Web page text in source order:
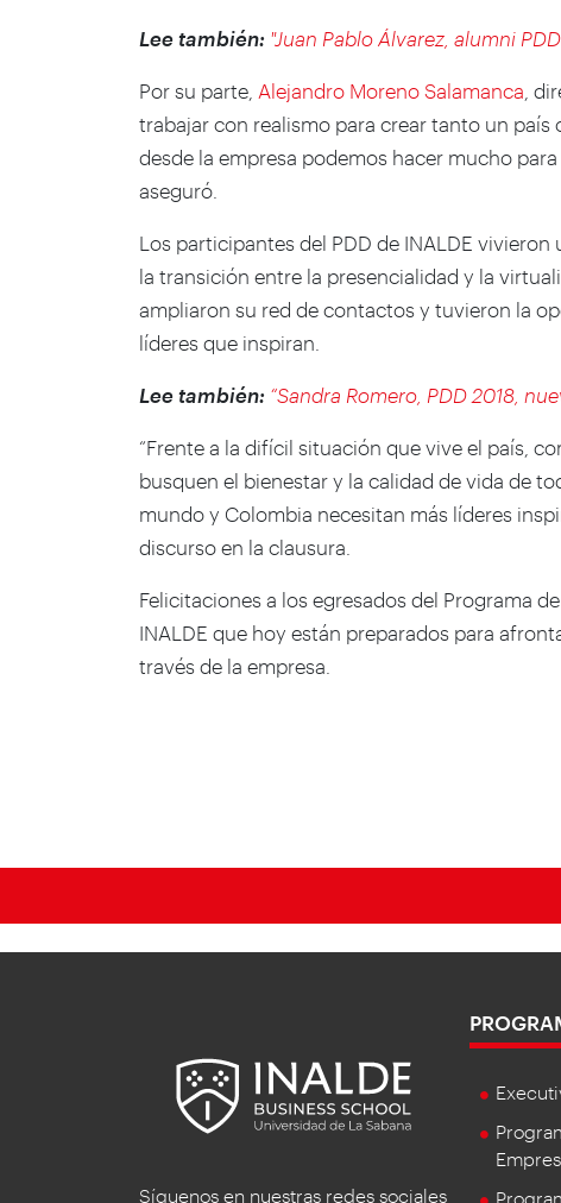
Lee también: "Juan Pablo Álvarez, alumni
Por su parte, Alejandro Moreno Salamanca ,
trabajar con realismo para crear tanto un
desde la empresa podemos hacer mucho
aseguró.
Los participantes del PDD de INALDE
la transición entre la presencialidad y la
ampliaron su red de contactos y tuvieron la
líderes que inspiran.
Lee también: “Sandra Romero, PDD 2018,
“Frente a la difícil situación que vive el país,
busquen el bienestar y la calidad de vida de
mundo y Colombia necesitan más líderes
discurso en la clausura.
Felicitaciones a los egresados del Programa
INALDE que hoy están preparados para
través de la empresa.
Síguenos en nuestras redes sociales